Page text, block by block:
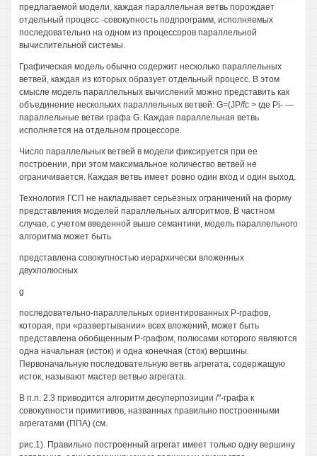
предлагаемой модели, каждая параллельная ветвь порождает
отдельный процесс -совокупность подпрограмм, исполняемых
последовательно на одном из процессоров параллельной
вычислительной системы.
Графическая модель обычно содержит несколько параллельных
ветвей, каждая из которых образует отдельный процесс. В этом
смысле модель параллельных вычислений можно представить как
объединение нескольких параллельных ветвей: G=(JP/fc > где Pi- —
параллельные ветви графа G. Каждая параллельная ветвь
исполняется на отдельном процессоре.
Число параллельных ветвей в модели фиксируется при ее
построении, при этом максимальное количество ветвей не
ограничивается. Каждая ветвь имеет ровно один вход и один выход.
Технология ГСП не накладывает серьёзных ограничений на форму
представления моделей параллельных алгоритмов. В частном
случае, с учетом введенной выше семантики, модель параллельного
алгоритма может быть
представлена совокупностью иерархически вложенных
двухполюсных
g
последовательно-параллельных ориентированных Р-графов,
которая, при «развертывании» всех вложений, может быть
представлена обобщенным Р-графом, полюсами которого являются
одна начальная (исток) и одна конечная (сток) вершины.
Первоначальную последовательную ветвь агрегата, содержащую
исток, называют мастер ветвью агрегата.
В п.п. 2.3 приводится алгоритм десуперпозиции /"-графа к
совокупности примитивов, названных правильно построенными
агрегатами (ППА) (см.
рис.1). Правильно построенный агрегат имеет только одну вершину